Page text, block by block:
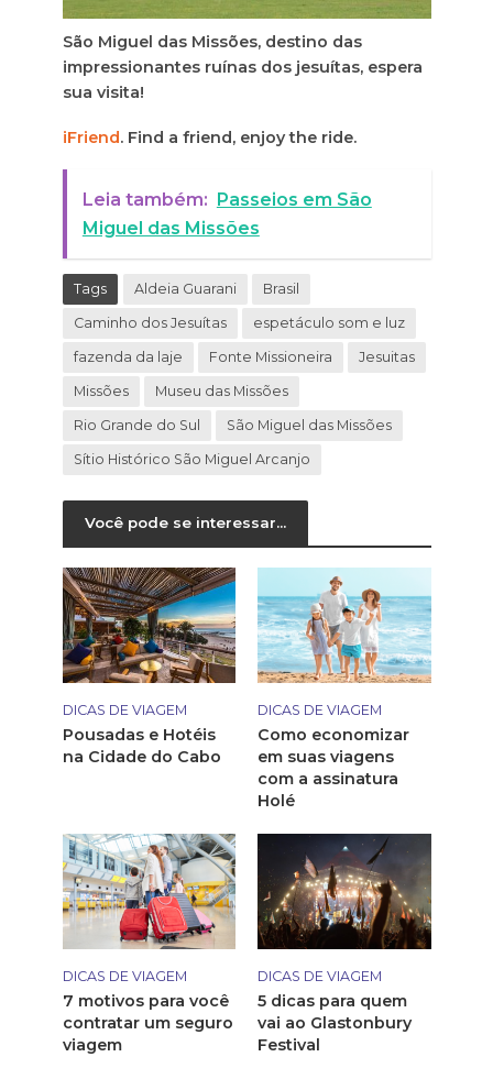
São Miguel das Missões, destino das
impressionantes ruínas dos jesuítas, espera
sua visita!
iFriend. Find a friend, enjoy the ride.
Leia também: Passeios em São
Miguel das Missões
Tags Aldeia Guarani Brasil
Caminho dos Jesuítas espetáculo som e luz
fazenda da laje Fonte Missioneira Jesuitas
Missões Museu das Missões
Rio Grande do Sul São Miguel das Missões
Sítio Histórico São Miguel Arcanjo
Você pode se interessar...
DICAS DE VIAGEM
Pousadas e Hotéis
na Cidade do Cabo
DICAS DE VIAGEM
Como economizar
em suas viagens
com a assinatura
Holé
DICAS DE VIAGEM
7 motivos para você
contratar um seguro
viagem
DICAS DE VIAGEM
5 dicas para quem
vai ao Glastonbury
Festival